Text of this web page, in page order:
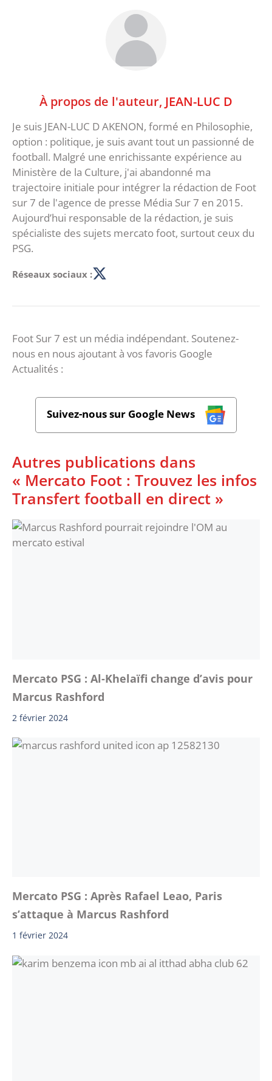
À propos de l'auteur, JEAN-LUC D
Je suis JEAN-LUC D AKENON, formé en Philosophie,
option : politique, je suis avant tout un passionné de
football. Malgré une enrichissante expérience au
Ministère de la Culture, j'ai abandonné ma
trajectoire initiale pour intégrer la rédaction de Foot
sur 7 de l'agence de presse Média Sur 7 en 2015.
Aujourd’hui responsable de la rédaction, je suis
spécialiste des sujets mercato foot, surtout ceux du
PSG.
Réseaux sociaux :
Foot Sur 7 est un média indépendant. Soutenez-
nous en nous ajoutant à vos favoris Google
Actualités :
Suivez-nous sur Google News
Autres publications dans
« Mercato Foot : Trouvez les infos
Transfert football en direct »
Mercato PSG : Al-Khelaïfi change d’avis pour
Marcus Rashford
2 février 2024
Mercato PSG : Après Rafael Leao, Paris
s’attaque à Marcus Rashford
1 février 2024